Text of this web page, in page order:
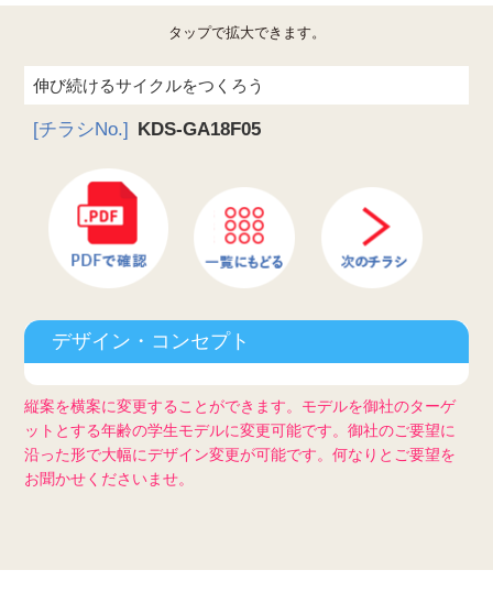
タップで拡大できます。
伸び続けるサイクルをつくろう
[チラシNo.] KDS-GA18F05
デザイン・コンセプト
縦案を横案に変更することができます。モデルを御社のターゲ
ットとする年齢の学生モデルに変更可能です。御社のご要望に
沿った形で大幅にデザイン変更が可能です。何なりとご要望を
お聞かせくださいませ。